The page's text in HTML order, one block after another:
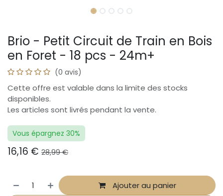
Brio - Petit Circuit de Train en Bois
en Foret - 18 pcs - 24m+
(0 avis)
Cette offre est valable dans la limite des stocks
disponibles.
Les articles sont livrés pendant la vente.
Vous épargnez 30%
16,16 € 28,99€
Ajouter au panier